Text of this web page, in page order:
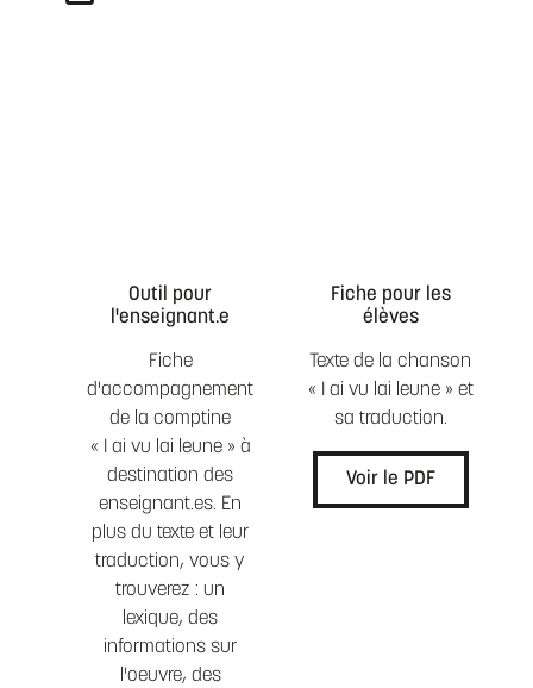
Outil pour
l'enseignant.e
Fiche
d'accompagnement
de la comptine
« I ai vu lai leune » à
destination des
enseignant.es. En
plus du texte et leur
traduction, vous y
trouverez : un
lexique, des
informations sur
l'oeuvre, des
Fiche pour les
élèves
Texte de la chanson
« I ai vu lai leune » et
sa traduction.
Voir le PDF